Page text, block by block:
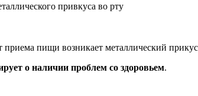
приема пищи возникает металлический
о наличии проблем со здоровьем.